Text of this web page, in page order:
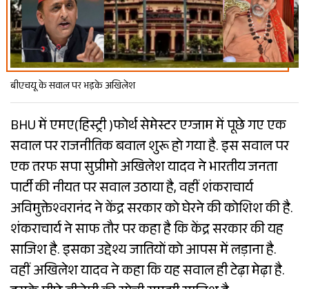
बीएचयू के सवाल पर भड़के अखिलेश
BHU में एमए(हिस्ट्री )फोर्थ सेमेस्टर एग्जाम में पूछे गए एक
सवाल पर राजनीतिक बवाल शुरू हो गया है. इस सवाल पर
एक तरफ सपा सुप्रीमो अखिलेश यादव ने भारतीय जनता
पार्टी की नीयत पर सवाल उठाया है, वहीं शंकराचार्य
अविमुक्तेश्वरानंद ने केंद्र सरकार को घेरने की कोशिश की है.
शंकराचार्य ने साफ तौर पर कहा है कि केंद्र सरकार की यह
साजिश है. इसका उद्देश्य जातियों को आपस में लड़ाना है.
वहीं अखिलेश यादव ने कहा कि यह सवाल ही टेढ़ा मेढ़ा है.